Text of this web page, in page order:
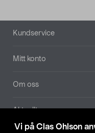
Vi på Clas Ohlson
Sidfot
Kundservice
Mitt konto
Om oss
Aktuellt